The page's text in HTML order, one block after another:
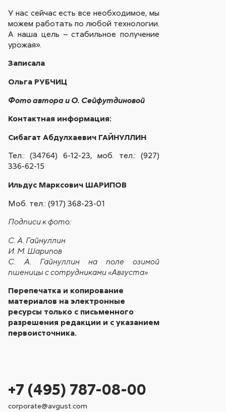
У нас сейчас есть все необходимое, мы
можем работать по любой технологии.
А наша цель – стабильное получение
урожая».
Записала
Ольга РУБЧИЦ
Фото автора и О. Сейфутдиновой
Контактная информация:
Сибагат Абдулхаевич ГАЙНУЛЛИН
Тел.: (34764) 6-12-23, моб. тел.: (927)
336-62-15
Ильдус Марксович ШАРИПОВ
Моб. тел.: (917) 368-23-01
Подписи к фото:
С. А. Гайнуллин
И. М. Шарипов
С. А. Гайнуллин на поле озимой
пшеницы с сотрудниками «Августа»
Перепечатка и копирование
материалов на электронные
ресурсы только с письменного
разрешения редакции и с указанием
первоисточника.
+7 (495) 787-08-00
corporate@avgust.com